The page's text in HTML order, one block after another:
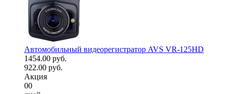
Автомобильный видеорегистратор AVS VR-125HD
1454.00 руб.
922.00 руб.
Акция
00